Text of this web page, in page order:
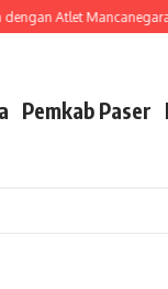
Atlet Mancanegara
Pemkab Paser